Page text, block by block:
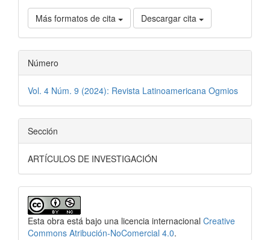
Más formatos de cita Descargar cita
Número
Vol. 4 Núm. 9 (2024): Revista Latinoamericana Ogmios
Sección
ARTÍCULOS DE INVESTIGACIÓN
Esta obra está bajo una licencia internacional Creative
Commons Atribución-NoComercial 4.0.